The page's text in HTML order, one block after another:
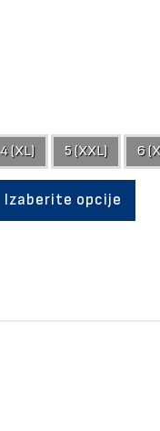
4 (XL) 5 (XXL) 6
Izaberite opcije